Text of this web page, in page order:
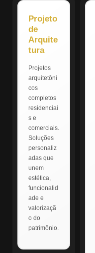
Projeto
de
Arquite
tura
Projetos
arquitetôni
cos
completos
residenciai
s e
comerciais.
Soluções
personaliz
adas que
unem
estética,
funcionalid
ade e
valorizaçã
o do
patrimônio.